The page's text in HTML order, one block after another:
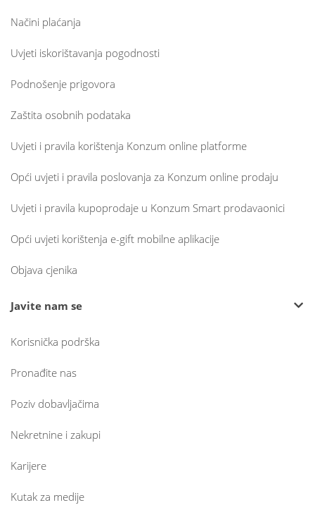
Načini plaćanja
Uvjeti iskorištavanja pogodnosti
Podnošenje prigovora
Zaštita osobnih podataka
Uvjeti i pravila korištenja Konzum online platforme
Opći uvjeti i pravila poslovanja za Konzum online prodaju
Uvjeti i pravila kupoprodaje u Konzum Smart prodavaonici
Opći uvjeti korištenja e-gift mobilne aplikacije
Objava cjenika
Javite nam se
Korisnička podrška
Pronađite nas
Poziv dobavljačima
Nekretnine i zakupi
Karijere
Kutak za medije